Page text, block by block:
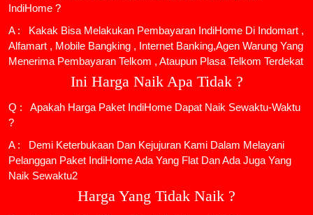
IndiHome ?
A : Kakak Bisa Melakukan Pembayaran IndiHome Di Indomart ,
Alfamart , Mobile Bangking , Internet Banking,Agen Warung Yang
Menerima Pembayaran Telkom , Ataupun Plasa Telkom Terdekat
Ini Harga Naik Apa Tidak ?
Q : Apakah Harga Paket IndiHome Dapat Naik Sewaktu-Waktu
?
A : Demi Keterbukaan Dan Kejujuran Kami Dalam Melayani
Pelanggan Paket IndiHome Ada Yang Flat Dan Ada Juga Yang
Naik Sewaktu2
Harga Yang Tidak Naik ?